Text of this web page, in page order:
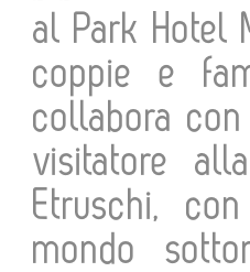
al Park Hotel
coppie e
collabora con
visitatore
Etruschi,
mondo